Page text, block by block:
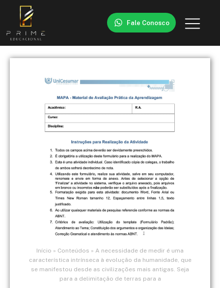
Fale Conosco
Início » Conteúdos » A necessidade de medir é uma
característica intrínseca à evolução da humanidade, que
se manifestou desde as civilizações mais antigas. Seja
para a delimitação de terras para a